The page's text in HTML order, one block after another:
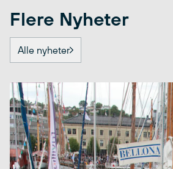
Flere Nyheter
Alle nyheter